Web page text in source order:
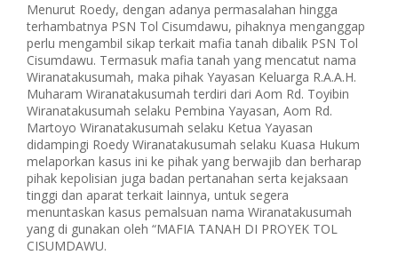
Menurut Roedy, dengan adanya permasalahan hingga
terhambatnya PSN Tol Cisumdawu, pihaknya menganggap
perlu mengambil sikap terkait mafia tanah dibalik PSN Tol
Cisumdawu. Termasuk mafia tanah yang mencatut nama
Wiranatakusumah, maka pihak Yayasan Keluarga R.A.A.H.
Muharam Wiranatakusumah terdiri dari Aom Rd. Toyibin
Wiranatakusumah selaku Pembina Yayasan, Aom Rd.
Martoyo Wiranatakusumah selaku Ketua Yayasan
didampingi Roedy Wiranatakusumah selaku Kuasa Hukum
melaporkan kasus ini ke pihak yang berwajib dan berharap
pihak kepolisian juga badan pertanahan serta kejaksaan
tinggi dan aparat terkait lainnya, untuk segera
menuntaskan kasus pemalsuan nama Wiranatakusumah
yang di gunakan oleh “MAFIA TANAH DI PROYEK TOL
CISUMDAWU.